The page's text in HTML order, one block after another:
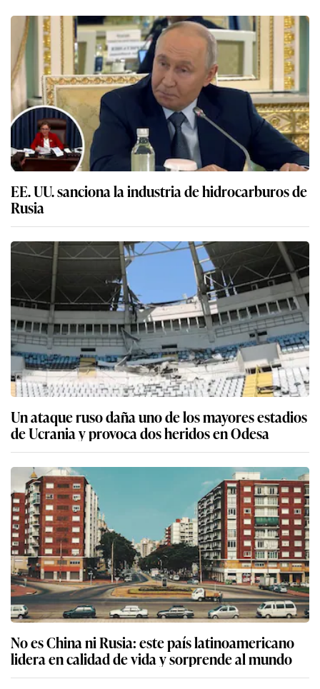
EE. UU. sanciona la industria de hidrocarburos de
Rusia
Un ataque ruso daña uno de los mayores estadios
de Ucrania y provoca dos heridos en Odesa
No es China ni Rusia: este país latinoamericano
lidera en calidad de vida y sorprende al mundo